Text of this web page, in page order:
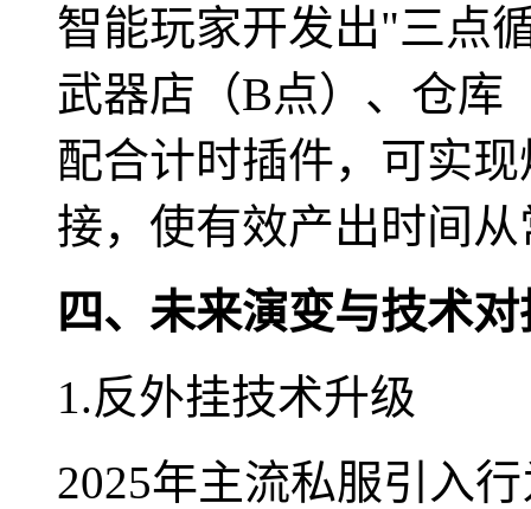
智能玩家开发出"三点
武器店（B点）、仓库
配合计时插件，可实
接，使有效产出时间
四、未来演变与技术对
1.反外挂技术升级
2025年主流私服引入